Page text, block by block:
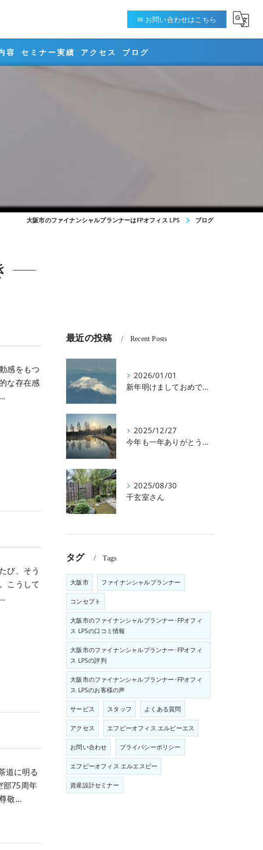
✉ お問い合わせはこちら
容 セミナー実績 アクセス ブログ
大阪市のファイナンシャルプランナーはFPオフィス LPS ブログ
感をもつ
な存在感
び、そう
こうして
道に明る
部75周年
敬…
最近の投稿 Recent Posts
2026/01/01
新年明けましておめでとうございます
2025/12/27
今年も一年ありがとうございました
2025/08/30
千玄室さん
タグ Tags
大阪市 ファイナンシャルプランナー
コンセプト
大阪市のファイナンシャルプランナー･FPオフィ
ス LPSの口コミ情報
大阪市のファイナンシャルプランナー･FPオフィ
ス LPSの評判
大阪市のファイナンシャルプランナー･FPオフィ
ス LPSのお客様の声
サービス スタッフ よくある質問
アクセス エフピーオフィス エルピーエス
お問い合わせ プライバシーポリシー
エフピーオフィス エルエスピー
資産設計セミナー